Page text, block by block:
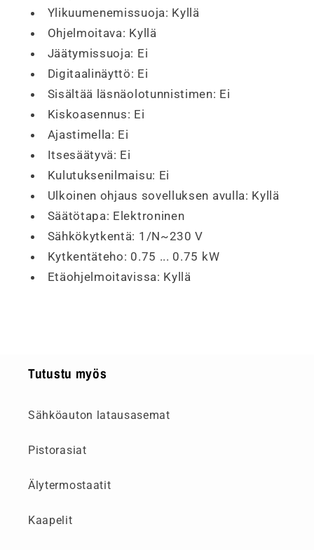
Ylikuumenemissuoja: Kyllä
Ohjelmoitava: Kyllä
Jäätymissuoja: Ei
Digitaalinäyttö: Ei
Sisältää läsnäolotunnistimen: Ei
Kiskoasennus: Ei
Ajastimella: Ei
Itsesäätyvä: Ei
Kulutuksenilmaisu: Ei
Ulkoinen ohjaus sovelluksen avulla: Kyllä
Säätötapa: Elektroninen
Sähkökytkentä: 1/N~230 V
Kytkentäteho: 0.75 ... 0.75 kW
Etäohjelmoitavissa: Kyllä
Tutustu myös
Sähköauton latausasemat
Pistorasiat
Älytermostaatit
Kaapelit